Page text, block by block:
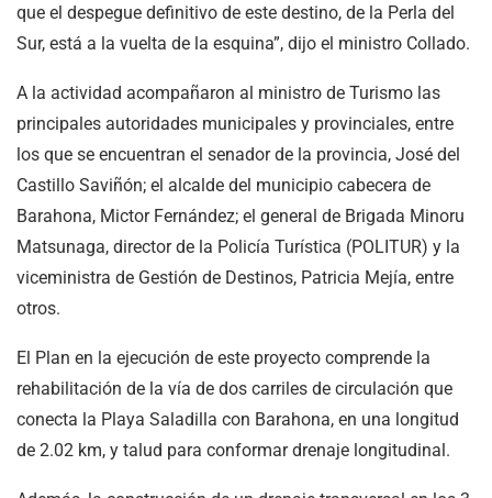
que el despegue definitivo de este destino, de la Perla del
Sur, está a la vuelta de la esquina”, dijo el ministro Collado.
A la actividad acompañaron al ministro de Turismo las
principales autoridades municipales y provinciales, entre
los que se encuentran el senador de la provincia, José del
Castillo Saviñón; el alcalde del municipio cabecera de
Barahona, Mictor Fernández; el general de Brigada Minoru
Matsunaga, director de la Policía Turística (POLITUR) y la
viceministra de Gestión de Destinos, Patricia Mejía, entre
otros.
El Plan en la ejecución de este proyecto comprende la
rehabilitación de la vía de dos carriles de circulación que
conecta la Playa Saladilla con Barahona, en una longitud
de 2.02 km, y talud para conformar drenaje longitudinal.